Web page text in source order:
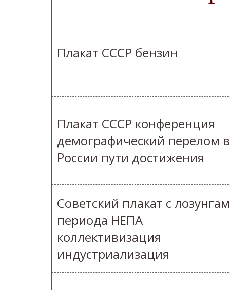
Плакат СССР бензин
Плакат СССР конференция
демографический перелом в
России пути достижения
Советский плакат с
периода НЕПА
коллективизация
индустриализация